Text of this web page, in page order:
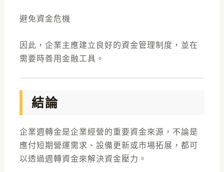
避免資金危機
因此，企業主應建立良好的資金管理制度，並在
需要時善用金融工具。
結論
企業週轉金是企業經營的重要資金來源，不論是
應付短期營運需求、設備更新或市場拓展，都可
以透過週轉資金來解決資金壓力。